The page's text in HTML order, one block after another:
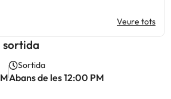
Veure tots
sortida
Sortida
Abans de les 12:00 PM